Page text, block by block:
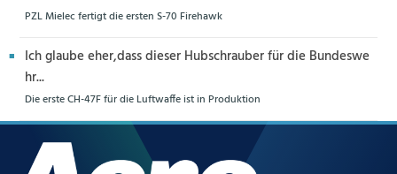
PZL Mielec fertigt die ersten S-70 Firehawk
Ich glaube eher,dass dieser Hubschrauber für die Bundeswe
hr...
Die erste CH-47F für die Luftwaffe ist in Produktion